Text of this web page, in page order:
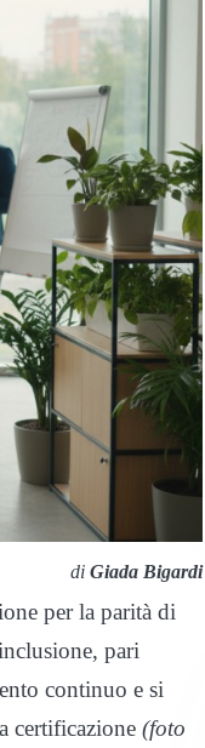
diGiada Bigardi
per la parità di
pari
continuo e si
certificazione (foto